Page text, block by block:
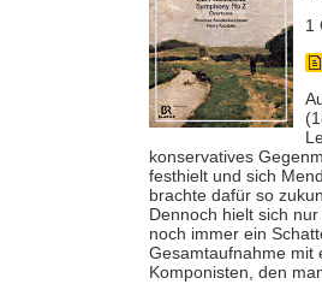
1
konservatives
festhielt und sich
brachte dafür so
Dennoch hielt sich
noch immer ein
Gesamtaufnahme mit
Komponisten, den